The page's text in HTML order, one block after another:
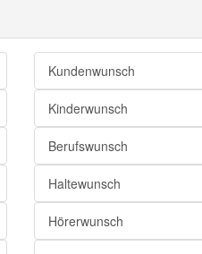
Kundenwunsch
Kinderwunsch
Berufswunsch
Haltewunsch
Hörerwunsch